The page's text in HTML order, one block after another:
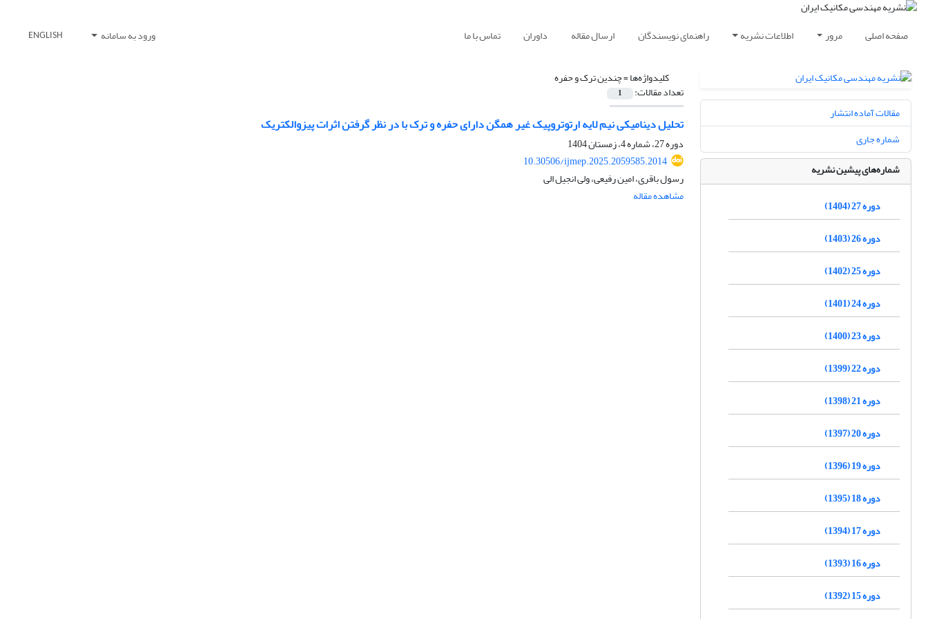
صفحه اصلی مرور اطلاعات نشریه راهنمای نویسندگان ارسال مقاله داوران تماس با ما ورود به سامانه ENGLISH
کلیدواژه‌ها =چندین ترک و حفره
تعداد مقالات: 1
تحلیل دینامیکی نیم لایه ارتوتروپیک غیر همگن دارای حفره و ترک با در نظر گرفتن اثرات پیزوالکتریک
دوره 27، شماره 4، زمستان 1404
10.30506/ijmep.2025.2059585.2014
رسول باقری، امین رفیعی، ولی انجیل الی
مشاهده مقاله
مقالات آماده انتشار
شماره جاری
شماره‌های پیشین نشریه
دوره 27 (1404)
دوره 26 (1403)
دوره 25 (1402)
دوره 24 (1401)
دوره 23 (1400)
دوره 22 (1399)
دوره 21 (1398)
دوره 20 (1397)
دوره 19 (1396)
دوره 18 (1395)
دوره 17 (1394)
دوره 16 (1393)
دوره 15 (1392)